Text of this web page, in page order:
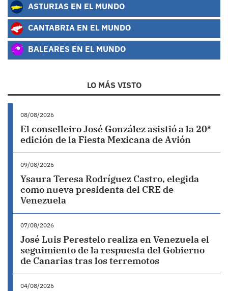
ASTURIAS EN EL MUNDO
CANTABRIA EN EL MUNDO
BALEARES EN EL MUNDO
LO MÁS VISTO
08/08/2026
El conselleiro José González asistió a la 20ª
edición de la Fiesta Mexicana de Avión
09/08/2026
Ysaura Teresa Rodríguez Castro, elegida
como nueva presidenta del CRE de
Venezuela
07/08/2026
José Luis Perestelo realiza en Venezuela el
seguimiento de la respuesta del Gobierno
de Canarias tras los terremotos
04/08/2026